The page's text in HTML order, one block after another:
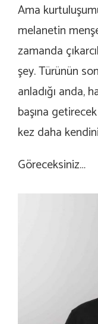
Ama
melanetin
zamanda
şey. Türünün
anladığı anda,
başına
kez daha
Göreceksiniz…